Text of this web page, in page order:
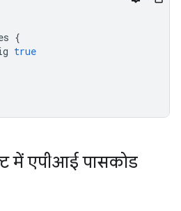
{
true
में एपीआई पासकोड